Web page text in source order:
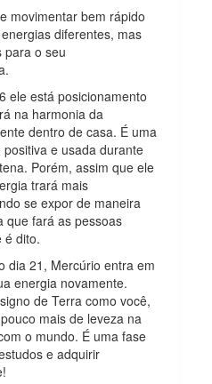
movimentar bem rápido
diferentes, mas
para o seu
ele está posicionamento
na harmonia da
dentro de casa. É uma
e usada durante
Porém, assim que ele
trará mais
se expor de maneira
que fará as pessoas
é dito.
dia 21, Mercúrio entra em
energia novamente.
de Terra como você,
mais de leveza na
o mundo. É uma fase
e adquirir